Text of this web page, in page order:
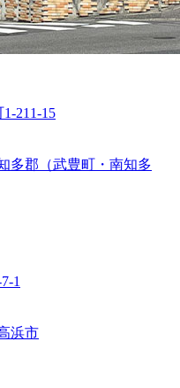
211-15
多郡（武豊町・南知多
1
浜市